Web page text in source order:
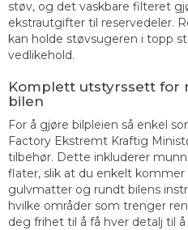
støv, og det vaskbare filteret
ekstrautgifter til reservedeler.
kan holde støvsugeren i topp
vedlikehold.
Komplett utstyrssett for
bilen
For å gjøre bilpleien så enkel
Factory Ekstremt Kraftig
tilbehør. Dette inkluderer
flater, slik at du enkelt kommer
gulvmatter og rundt bilens
hvilke områder som trenger
deg frihet til å få hver detalj til å